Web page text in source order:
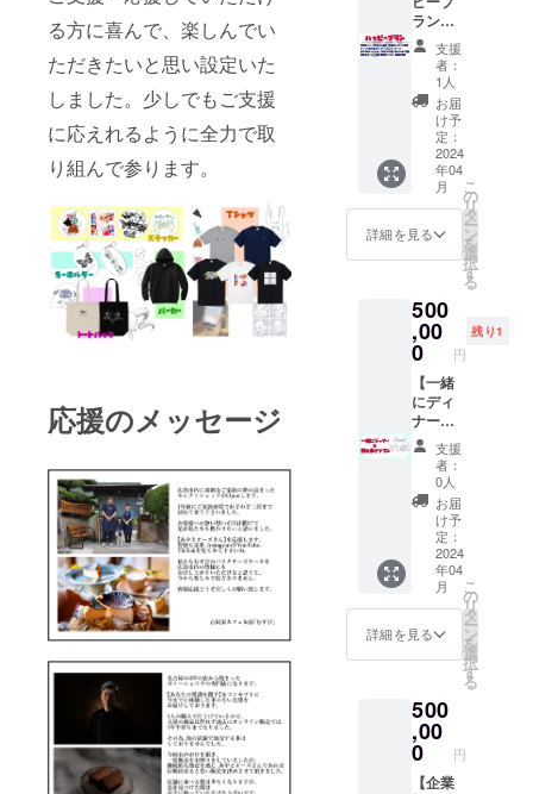
る方に喜んで、楽しんでい
ただきたいと思い設定いた
しました。少しでもご支援
に応えれるように全力で取
り組んで参ります。
応援のメッセージ
動画 ・
Tシャツ
全4種類
（あ
や、
オー
ズ、
ジュニ
ア、
ファン
マ） ・
あやデ
ザイン
パー
ステッ
カー ・
キーホ
ルダー
・直筆
手紙 ・
コレク
トス
イーツ
従業員
限定エ
プロン
※Tシャ
ツ・
パー
カーの
サイズ
をお選
びくだ
さい
ラン】
〇あや
とオー
ズのお
悩み相
談（※雑
談や質
問など
でも
OK）＋
すべて
のグッ
ズ ・感
謝の
・あり
がとう
画像 ・
感謝の
メッ
セージ
動画 ・
Tシャツ
全4種類
（あ
や、
オー
ズ、
ジュニ
ア、
ファン
マ） ・
あやデ
ザイン
パー
ステッ
カー ・
キーホ
ルダー
・直筆
支援
者：
1人
お届
け予
定：
2024
年04
月
詳細を見る
こ
の
リ
タ
ー
ン
を
選
択
す
る
500
,00
0 円
残り1
【一緒
にディ
ナー＆
飲み歩
きプラ
ン】 〇
あやと
オーズ
とディ
ナー！2
次会も
♪（その
後も
オーズ
はご自
由に貸
し）と
びきり
楽しい
特別な
時間
支援
者：
0人
お届
け予
定：
2024
年04
月
詳細を見る
こ
の
リ
タ
ー
ン
を
選
択
す
る
500
,00
0 円
【企業